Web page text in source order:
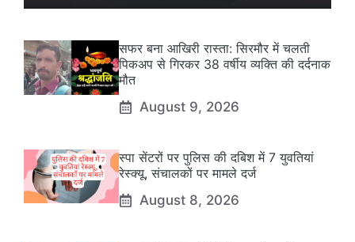
सफर बना आखिरी रास्ता: सिरमौर में चलती
पिकअप से गिरकर 38 वर्षीय व्यक्ति की दर्दनाक
मौत
August 9, 2026
स्पा सेंटरों पर पुलिस की दबिश में 7 युवतियां
रेस्क्यू, संचालकों पर मामले दर्ज
August 8, 2026